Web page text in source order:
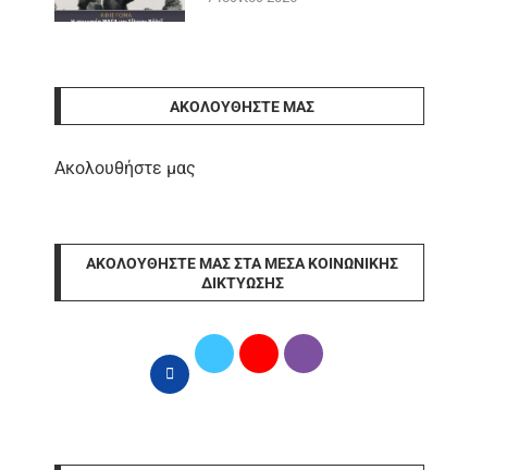
ΑΚΟΛΟΥΘΉΣΤΕ ΜΑΣ
Ακολουθήστε μας
ΑΚΟΛΟΥΘΉΣΤΕ ΜΑΣ ΣΤΑ ΜΈΣΑ ΚΟΙΝΩΝΙΚΉΣ
ΔΙΚΤΎΩΣΗΣ